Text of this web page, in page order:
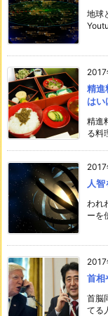
地球
精進
はい
精進
る料
人
われ
ーを
2017
首相
首脳
てる